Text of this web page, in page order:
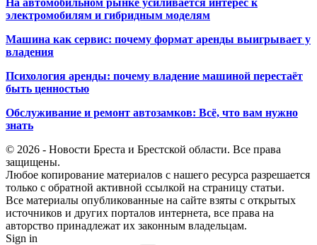
электромобилям и гибридным моделям
Машина как сервис: почему формат аренды выигрывает у
владения
Психология аренды: почему владение машиной перестаёт
быть ценностью
Обслуживание и ремонт автозамков: Всё, что вам нужно
знать
© 2026 - Новости Бреста и Брестской области. Все права
защищены.
Любое копирование материалов с нашего ресурса разрешается
только с обратной активной ссылкой на страницу статьи.
Все материалы опубликованные на сайте взяты с открытых
источников и других порталов интернета, все права на
авторство принадлежат их законным владельцам.
Sign in